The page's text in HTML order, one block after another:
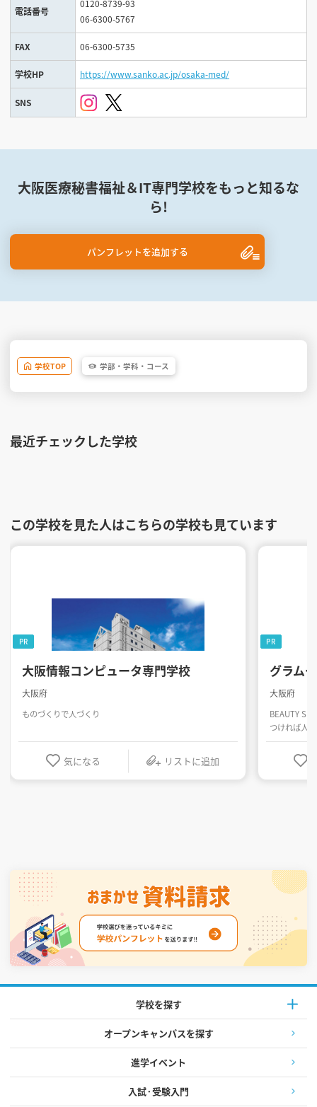
電話番号
0120-8739-93
06-6300-5767
FAX 06-6300-5735
学校HP https://www.sanko.ac.jp/osaka-med/
SNS
大阪医療秘書福祉＆IT専門学校をもっと知るな
ら!
パンフレットを追加する
学校TOP 学部・ 学科・ コース
最近チェックした学校
この学校を見た人はこちらの学校も見ています
大阪情報コンピュータ専門学校
大阪府
ものづくりで人づくり
気になる リストに追加
PR
グラム
大阪府
BEAUTY
つければ人
PR
学校を探す
オープンキャンパスを探す
進学イベント
入試·受験入門